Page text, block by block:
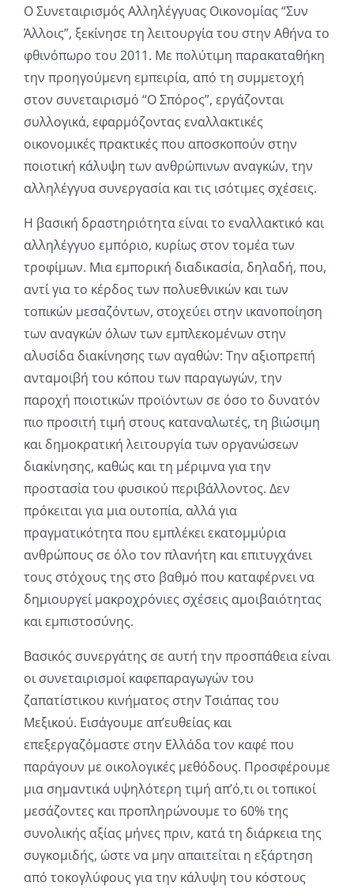
Ο Συνεταιρισμός Αλληλέγγυας Οικονομίας “Συν
Άλλοις”, ξεκίνησε τη λειτουργία του στην Αθήνα το
φθινόπωρο του 2011. Με πολύτιμη παρακαταθήκη
την προηγούμενη εμπειρία, από τη συμμετοχή
στον συνεταιρισμό “Ο Σπόρος”, εργάζονται
συλλογικά, εφαρμόζοντας εναλλακτικές
οικονομικές πρακτικές που αποσκοπούν στην
ποιοτική κάλυψη των ανθρώπινων αναγκών, την
αλληλέγγυα συνεργασία και τις ισότιμες σχέσεις.
Η βασική δραστηριότητα είναι το εναλλακτικό και
αλληλέγγυο εμπόριο, κυρίως στον τομέα των
τροφίμων. Μια εμπορική διαδικασία, δηλαδή, που,
αντί για το κέρδος των πολυεθνικών και των
τοπικών μεσαζόντων, στοχεύει στην ικανοποίηση
των αναγκών όλων των εμπλεκομένων στην
αλυσίδα διακίνησης των αγαθών: Την αξιοπρεπή
ανταμοιβή του κόπου των παραγωγών, την
παροχή ποιοτικών προϊόντων σε όσο το δυνατόν
πιο προσιτή τιμή στους καταναλωτές, τη βιώσιμη
και δημοκρατική λειτουργία των οργανώσεων
διακίνησης, καθώς και τη μέριμνα για την
προστασία του φυσικού περιβάλλοντος. Δεν
πρόκειται για μια ουτοπία, αλλά για
πραγματικότητα που εμπλέκει εκατομμύρια
ανθρώπους σε όλο τον πλανήτη και επιτυγχάνει
τους στόχους της στο βαθμό που καταφέρνει να
δημιουργεί μακροχρόνιες σχέσεις αμοιβαιότητας
και εμπιστοσύνης.
Βασικός συνεργάτης σε αυτή την προσπάθεια είναι
οι συνεταιρισμοί καφεπαραγωγών του
ζαπατίστικου κινήματος στην Τσιάπας του
Μεξικού. Εισάγουμε απ’ευθείας και
επεξεργαζόμαστε στην Ελλάδα τον καφέ που
παράγουν με οικολογικές μεθόδους. Προσφέρουμε
μια σημαντικά υψηλότερη τιμή απ’ό,τι οι τοπικοί
μεσάζοντες και προπληρώνουμε το 60% της
συνολικής αξίας μήνες πριν, κατά τη διάρκεια της
συγκομιδής, ώστε να μην απαιτείται η εξάρτηση
από τοκογλύφους για την κάλυψη του κόστους